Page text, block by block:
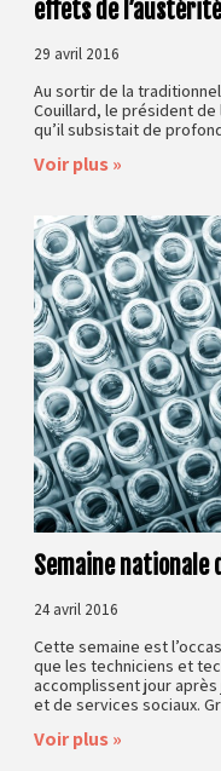
effets de l’austérité
29 avril 2016
Au sortir de la
Couillard, le président de
qu’il subsistait de
Voir plus »
Semaine nationale
24 avril 2016
Cette semaine est
que les techniciens et
accomplissent jour
et de services sociaux.
Voir plus »